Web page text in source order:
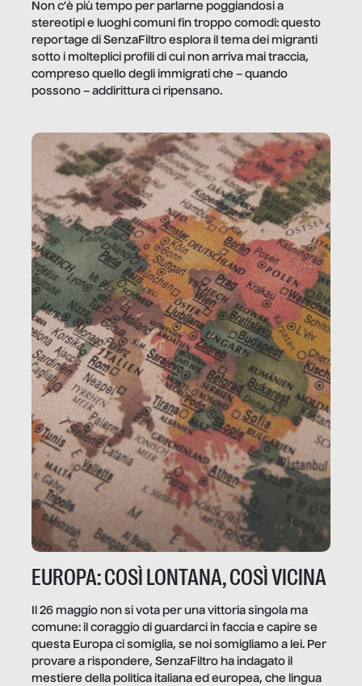
Non c’è più tempo per parlarne poggiandosi a
stereotipi e luoghi comuni fin troppo comodi: questo
reportage di SenzaFiltro esplora il tema dei migranti
sotto i molteplici profili di cui non arriva mai traccia,
compreso quello degli immigrati che – quando
possono – addirittura ci ripensano.
EUROPA: COSÌ LONTANA, COSÌ VICINA
Il 26 maggio non si vota per una vittoria singola ma
comune: il coraggio di guardarci in faccia e capire se
questa Europa ci somiglia, se noi somigliamo a lei. Per
provare a rispondere, SenzaFiltro ha indagato il
mestiere della politica italiana ed europea, che lingua